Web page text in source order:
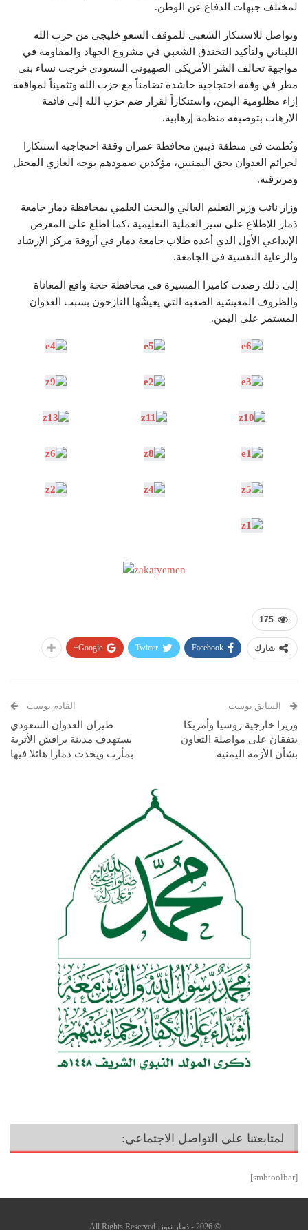
لمختلف جبهات الدفاع عن الوطن.
وتواصل للاستنكار الشعبي للموقف السعو خليجي من حزب الله
اللبناني ولتأكيد التخندق الشعبي في مشروع الجهاد والمقاومة في
مواجهة تحالف الشر الأمريكي الصهيوني السعودي خرجت نساء بني
مطر في وقفة احتجاجية حاشدة تضامناً مع حزب الله وتثميناً لمواقفة
إزاء مظلومية اليمن، واستنكاراً لقرار ضم حزب الله إلى قائمة
الإرهاب بتوصيفه منظمة إرهابية.
ونُظمت في منطقة ذيبين محافظة عمران وقفة احتجاجيه استنكارا
لجرائم العدوان بحق اليمنيين، مؤكدين صمودهم بوجه الغازي المحتل
ومرتزقته.
وزار نائب وزير التعليم العالي والبحث العلمي بمحافظة ذمار جامعة
ذمار للإطلاع على سير العملية التعليمية ،كما اطلع على المعرض
الإبداعي الأول الذي أعده طلاب جامعة ذمار في أروقة مركز الإرشاد
والرعاية النفسية في الجامعة.
إلى ذلك رصدت كاميرا المسيرة في محافظة حجة واقع المعاناة
والظروف المعيشية الصعبة التي يعيشُها النازحون بسبب العدوان
المستمر على اليمن.
175
شارك Facebook
Twitter
Google+
السابق بوست
وزيرا خارجية روسيا وأمريكا
يتفقان على مواصلة التعاون
بشأن الأزمة اليمنية
القادم بوست
طيران العدوان السعودي
يستهدف مدينة براقش الأثرية
بمأرب ويحدث دمارا هائلا فيها
لمتابعتنا على التواصل الاجتماعي:
[smbtoolbar]
© 2026 - ذمار نيوز. All Rights Reserved.